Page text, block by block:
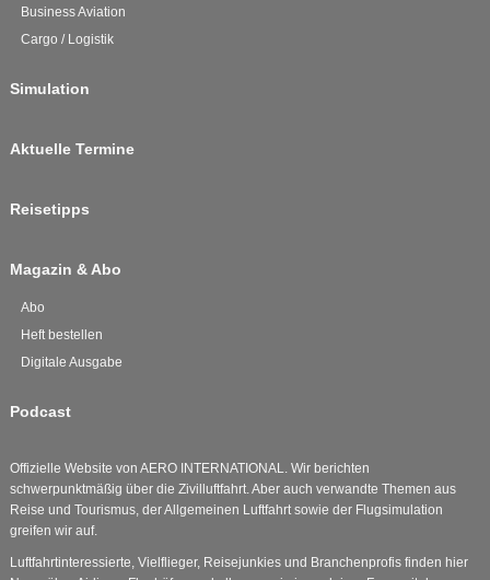
Business Aviation
Cargo / Logistik
Simulation
Aktuelle Termine
Reisetipps
Magazin & Abo
Abo
Heft bestellen
Digitale Ausgabe
Podcast
Offizielle Website von AERO INTERNATIONAL. Wir berichten
schwerpunktmäßig über die Zivilluftfahrt. Aber auch verwandte Themen aus
Reise und Tourismus, der Allgemeinen Luftfahrt sowie der Flugsimulation
greifen wir auf.
Luftfahrtinteressierte, Vielflieger, Reisejunkies und Branchenprofis finden hier